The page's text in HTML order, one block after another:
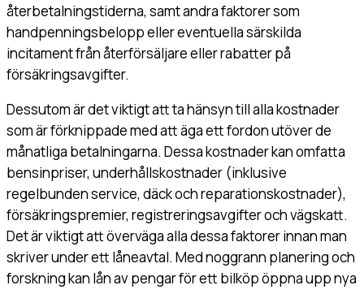
återbetalningstiderna, samt andra faktorer som
handpenningsbelopp eller eventuella särskilda
incitament från återförsäljare eller rabatter på
försäkringsavgifter.
Dessutom är det viktigt att ta hänsyn till alla kostnader
som är förknippade med att äga ett fordon utöver de
månatliga betalningarna. Dessa kostnader kan omfatta
bensinpriser, underhållskostnader (inklusive
regelbunden service, däck och reparationskostnader),
försäkringspremier, registreringsavgifter och vägskatt.
Det är viktigt att överväga alla dessa faktorer innan man
skriver under ett låneavtal. Med noggrann planering och
forskning kan lån av pengar för ett bilköp öppna upp nya